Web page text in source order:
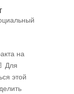
на
Для
этой